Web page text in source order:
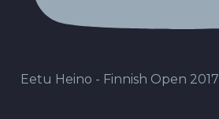
Eetu Heino - Finnish Open 2017